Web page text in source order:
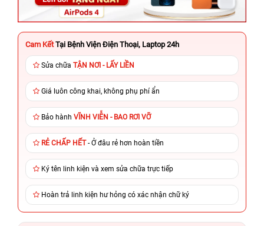
Cam Kết Tại Bệnh Viện Điện Thoại, Laptop 24h
Sửa chữa TẬN NƠI - LẤY LIỀN
Giá luôn công khai, không phụ phí ẩn
Bảo hành VĨNH VIỄN - BAO RƠI VỠ
RẺ CHẤP HẾT- Ở đâu rẻ hơn hoàn tiền
Ký tên linh kiện và xem sửa chữa trực tiếp
Hoàn trả linh kiện hư hỏng có xác nhận chữ ký